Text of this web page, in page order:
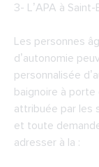
3- L’APA à Saint-
Les personnes
d’autonomie
personnalisée
baignoire à
attribuée par les
et toute
adresser à la :